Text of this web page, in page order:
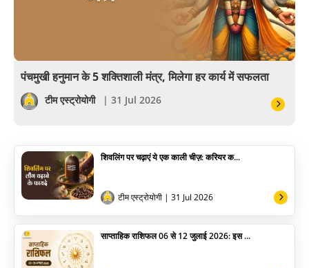
वास्तु
सेलिब्रिटी
योग
अन्य
पंचमुखी हनुमान के 5 शक्तिशाली मंत्र, मिलेगा हर कार्य में सफलता
टीम एस्ट्रोयोगी | 31 Jul 2026
शिवलिंग पर चढ़ाएं ये एक काली चीज़: करियर क...
टीम एस्ट्रोयोगी | 31 Jul 2026
साप्ताहिक राशिफल 06 से 12 जुलाई 2026: इस ...